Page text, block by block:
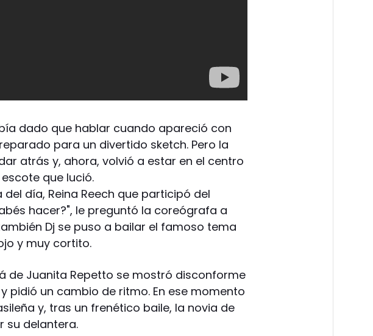
dado que hablar cuando apareció con
para un divertido sketch. Pero la
atrás y, ahora, volvió a estar en el centro
que lució.
día, Reina Reech que participó del
hacer?", le preguntó la coreógrafa a
Dj se puso a bailar el famoso tema
y muy cortito.
de Juanita Repetto se mostró disconforme
pidió un cambio de ritmo. En ese momento
y, tras un frenético baile, la novia de
su delantera.